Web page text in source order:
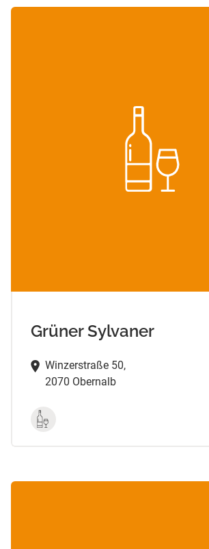
Grüner Sylvaner
Winzerstraße 50,
2070 Obernalb